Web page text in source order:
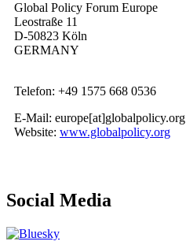
Global Policy Forum Europe
Leostraße 11
D-50823 Köln
GERMANY
Telefon: +49 1575 668 0536
E-Mail: europe[at]globalpolicy.org
Website: www.globalpolicy.org
Social Media